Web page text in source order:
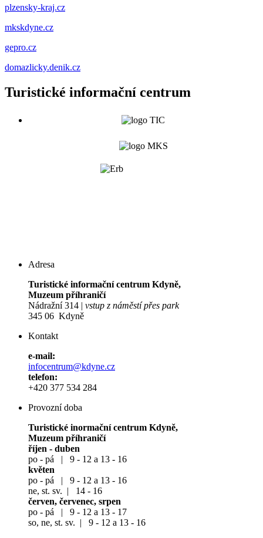
plzensky-kraj.cz
mkskdyne.cz
gepro.cz
domazlicky.denik.cz
Turistické informační centrum
Adresa
Turistické informační centrum Kdyně,
Muzeum příhraničí
Nádražní 314 | vstup z náměstí přes park
345 06 Kdyně
Kontakt
e-mail:
infocentrum@kdyne.cz
telefon:
+420 377 534 284
Provozní doba
Turistické inormační centrum Kdyně,
Muzeum příhraničí
říjen - duben
po - pá | 9 - 12 a 13 - 16
květen
po - pá | 9 - 12 a 13 - 16
ne, st. sv. | 14 - 16
červen, červenec, srpen
po - pá | 9 - 12 a 13 - 17
so, ne, st. sv. | 9 - 12 a 13 - 16